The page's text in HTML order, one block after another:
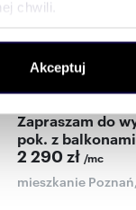
chwili.
od Ciebie lub
Akceptuj
48m 2
Zapraszam do wynajmu nowoczesnego 2
pok. z
2 290 zł /mc
mieszkanie